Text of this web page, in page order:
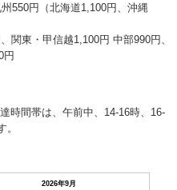
550円（北海道1,100円、沖縄
関東・甲信越1,100円 中部990円、
円
時間帯は、午前中、14-16時、16-
2026年9月